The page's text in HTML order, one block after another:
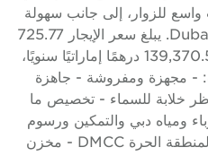
للزوار، إلى جانب سهولة
الوصول إلى الشيخ زايد ومترو Dubai. يبلغ سعر الإيجار 725.77
درهمًا إماراتيًا/قدمًا مربعًا أو 139,370.50 درهمًا إماراتيًا سنويًا،
- مجهزة ومفروشة - جاهزة
للسماء - تخصيص ما
ومياه دبي والتمكين ورسوم
الخدمة شاملة الإيجار - رخصة المنطقة الحرة DMCC - مخزن